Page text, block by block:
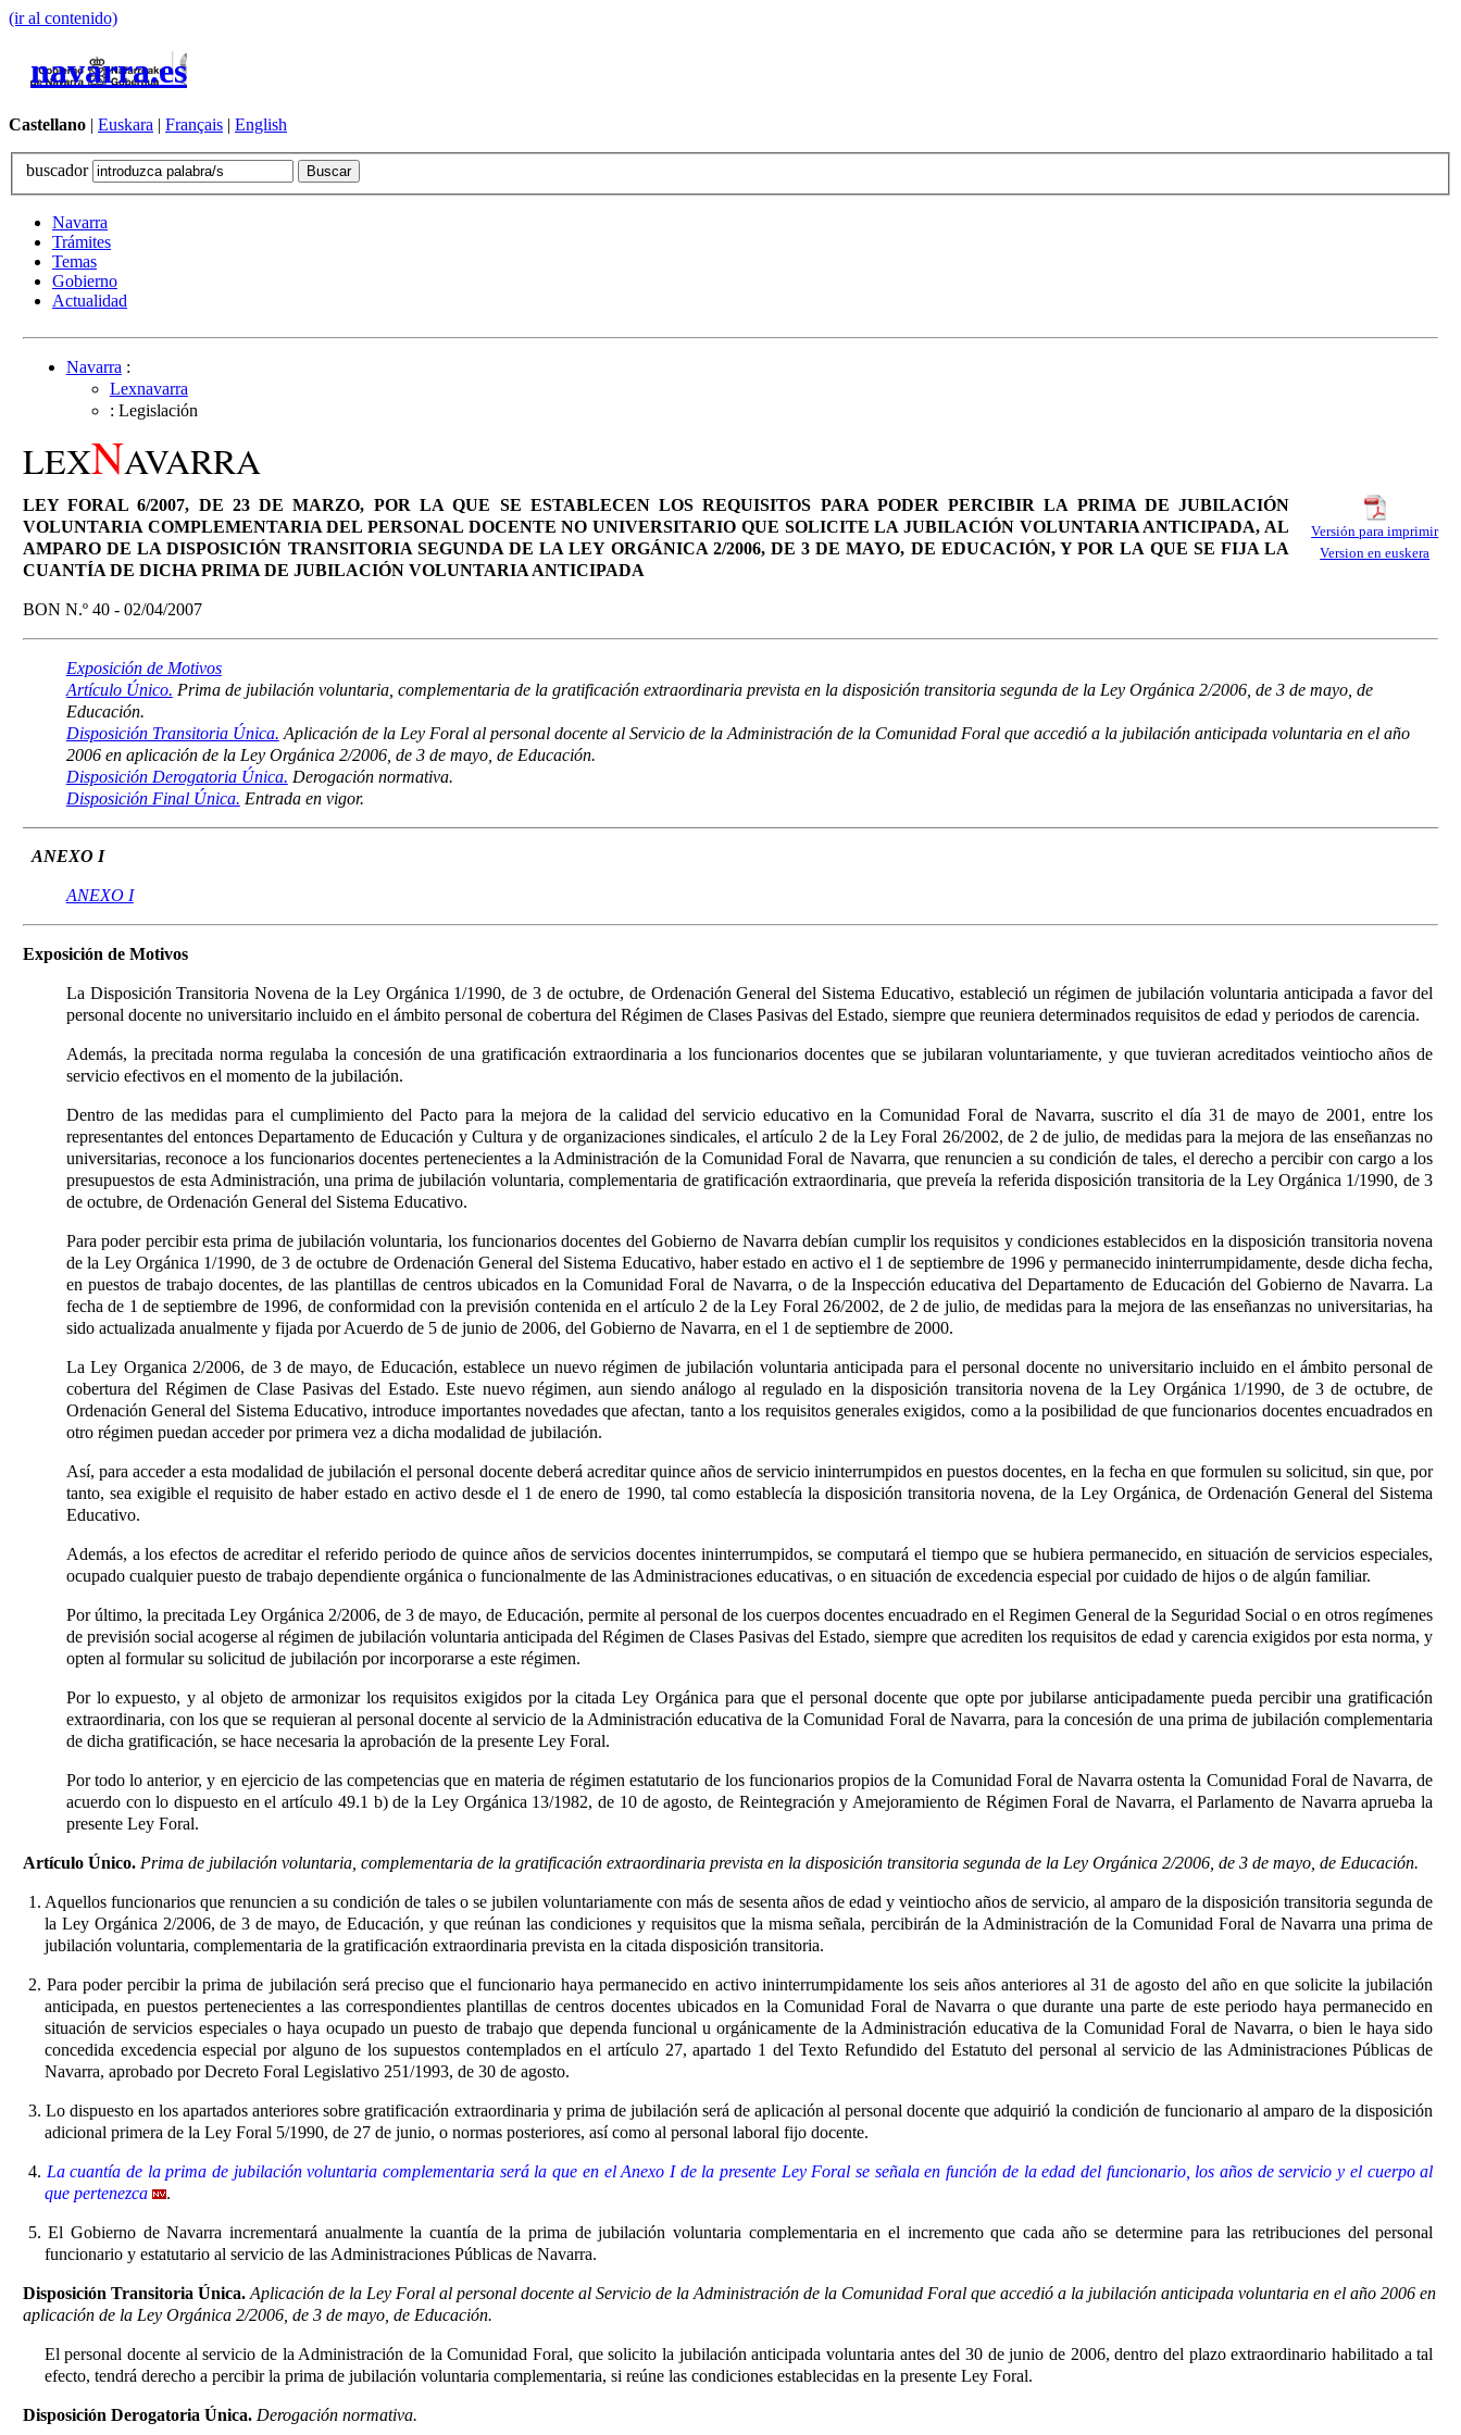
(ir al contenido)
navarra.es
Castellano | Euskara | Français | English
buscador
Navarra
Trámites
Temas
Gobierno
Actualidad
Navarra:
Lexnavarra
: Legislación
LEXNAVARRA
Versión para imprimir
Version en euskera
LEY FORAL 6/2007, DE 23 DE MARZO, POR LA QUE SE ESTABLECEN LOS REQUISITOS PARA PODER PERCIBIR LA PRIMA DE JUBILACIÓN
VOLUNTARIA COMPLEMENTARIA DEL PERSONAL DOCENTE NO UNIVERSITARIO QUE SOLICITE LA JUBILACIÓN VOLUNTARIA ANTICIPADA, AL
AMPARO DE LA DISPOSICIÓN TRANSITORIA SEGUNDA DE LA LEY ORGÁNICA 2/2006, DE 3 DE MAYO, DE EDUCACIÓN, Y POR LA QUE SE FIJA LA
CUANTÍA DE DICHA PRIMA DE JUBILACIÓN VOLUNTARIA ANTICIPADA
BON N.º 40 - 02/04/2007
Exposición de Motivos
Artículo Único. Prima de jubilación voluntaria, complementaria de la gratificación extraordinaria prevista en la disposición transitoria segunda de la Ley Orgánica 2/2006, de 3 de mayo, de
Educación.
Disposición Transitoria Única. Aplicación de la Ley Foral al personal docente al Servicio de la Administración de la Comunidad Foral que accedió a la jubilación anticipada voluntaria en el año
2006 en aplicación de la Ley Orgánica 2/2006, de 3 de mayo, de Educación.
Disposición Derogatoria Única. Derogación normativa.
Disposición Final Única. Entrada en vigor.
ANEXO I
ANEXO I
Exposición de Motivos
La Disposición Transitoria Novena de la Ley Orgánica 1/1990, de 3 de octubre, de Ordenación General del Sistema Educativo, estableció un régimen de jubilación voluntaria anticipada a favor del
personal docente no universitario incluido en el ámbito personal de cobertura del Régimen de Clases Pasivas del Estado, siempre que reuniera determinados requisitos de edad y periodos de carencia.
Además, la precitada norma regulaba la concesión de una gratificación extraordinaria a los funcionarios docentes que se jubilaran voluntariamente, y que tuvieran acreditados veintiocho años de
servicio efectivos en el momento de la jubilación.
Dentro de las medidas para el cumplimiento del Pacto para la mejora de la calidad del servicio educativo en la Comunidad Foral de Navarra, suscrito el día 31 de mayo de 2001, entre los
representantes del entonces Departamento de Educación y Cultura y de organizaciones sindicales, el artículo 2 de la Ley Foral 26/2002, de 2 de julio, de medidas para la mejora de las enseñanzas no
universitarias, reconoce a los funcionarios docentes pertenecientes a la Administración de la Comunidad Foral de Navarra, que renuncien a su condición de tales, el derecho a percibir con cargo a los
presupuestos de esta Administración, una prima de jubilación voluntaria, complementaria de gratificación extraordinaria, que preveía la referida disposición transitoria de la Ley Orgánica 1/1990, de 3
de octubre, de Ordenación General del Sistema Educativo.
Para poder percibir esta prima de jubilación voluntaria, los funcionarios docentes del Gobierno de Navarra debían cumplir los requisitos y condiciones establecidos en la disposición transitoria novena
de la Ley Orgánica 1/1990, de 3 de octubre de Ordenación General del Sistema Educativo, haber estado en activo el 1 de septiembre de 1996 y permanecido ininterrumpidamente, desde dicha fecha,
en puestos de trabajo docentes, de las plantillas de centros ubicados en la Comunidad Foral de Navarra, o de la Inspección educativa del Departamento de Educación del Gobierno de Navarra. La
fecha de 1 de septiembre de 1996, de conformidad con la previsión contenida en el artículo 2 de la Ley Foral 26/2002, de 2 de julio, de medidas para la mejora de las enseñanzas no universitarias, ha
sido actualizada anualmente y fijada por Acuerdo de 5 de junio de 2006, del Gobierno de Navarra, en el 1 de septiembre de 2000.
La Ley Organica 2/2006, de 3 de mayo, de Educación, establece un nuevo régimen de jubilación voluntaria anticipada para el personal docente no universitario incluido en el ámbito personal de
cobertura del Régimen de Clase Pasivas del Estado. Este nuevo régimen, aun siendo análogo al regulado en la disposición transitoria novena de la Ley Orgánica 1/1990, de 3 de octubre, de
Ordenación General del Sistema Educativo, introduce importantes novedades que afectan, tanto a los requisitos generales exigidos, como a la posibilidad de que funcionarios docentes encuadrados en
otro régimen puedan acceder por primera vez a dicha modalidad de jubilación.
Así, para acceder a esta modalidad de jubilación el personal docente deberá acreditar quince años de servicio ininterrumpidos en puestos docentes, en la fecha en que formulen su solicitud, sin que, por
tanto, sea exigible el requisito de haber estado en activo desde el 1 de enero de 1990, tal como establecía la disposición transitoria novena, de la Ley Orgánica, de Ordenación General del Sistema
Educativo.
Además, a los efectos de acreditar el referido periodo de quince años de servicios docentes ininterrumpidos, se computará el tiempo que se hubiera permanecido, en situación de servicios especiales,
ocupado cualquier puesto de trabajo dependiente orgánica o funcionalmente de las Administraciones educativas, o en situación de excedencia especial por cuidado de hijos o de algún familiar.
Por último, la precitada Ley Orgánica 2/2006, de 3 de mayo, de Educación, permite al personal de los cuerpos docentes encuadrado en el Regimen General de la Seguridad Social o en otros regímenes
de previsión social acogerse al régimen de jubilación voluntaria anticipada del Régimen de Clases Pasivas del Estado, siempre que acrediten los requisitos de edad y carencia exigidos por esta norma, y
opten al formular su solicitud de jubilación por incorporarse a este régimen.
Por lo expuesto, y al objeto de armonizar los requisitos exigidos por la citada Ley Orgánica para que el personal docente que opte por jubilarse anticipadamente pueda percibir una gratificación
extraordinaria, con los que se requieran al personal docente al servicio de la Administración educativa de la Comunidad Foral de Navarra, para la concesión de una prima de jubilación complementaria
de dicha gratificación, se hace necesaria la aprobación de la presente Ley Foral.
Por todo lo anterior, y en ejercicio de las competencias que en materia de régimen estatutario de los funcionarios propios de la Comunidad Foral de Navarra ostenta la Comunidad Foral de Navarra, de
acuerdo con lo dispuesto en el artículo 49.1 b) de la Ley Orgánica 13/1982, de 10 de agosto, de Reintegración y Amejoramiento de Régimen Foral de Navarra, el Parlamento de Navarra aprueba la
presente Ley Foral.
Artículo Único. Prima de jubilación voluntaria, complementaria de la gratificación extraordinaria prevista en la disposición transitoria segunda de la Ley Orgánica 2/2006, de 3 de mayo, de Educación.
1. Aquellos funcionarios que renuncien a su condición de tales o se jubilen voluntariamente con más de sesenta años de edad y veintiocho años de servicio, al amparo de la disposición transitoria segunda de
la Ley Orgánica 2/2006, de 3 de mayo, de Educación, y que reúnan las condiciones y requisitos que la misma señala, percibirán de la Administración de la Comunidad Foral de Navarra una prima de
jubilación voluntaria, complementaria de la gratificación extraordinaria prevista en la citada disposición transitoria.
2. Para poder percibir la prima de jubilación será preciso que el funcionario haya permanecido en activo ininterrumpidamente los seis años anteriores al 31 de agosto del año en que solicite la jubilación
anticipada, en puestos pertenecientes a las correspondientes plantillas de centros docentes ubicados en la Comunidad Foral de Navarra o que durante una parte de este periodo haya permanecido en
situación de servicios especiales o haya ocupado un puesto de trabajo que dependa funcional u orgánicamente de la Administración educativa de la Comunidad Foral de Navarra, o bien le haya sido
concedida excedencia especial por alguno de los supuestos contemplados en el artículo 27, apartado 1 del Texto Refundido del Estatuto del personal al servicio de las Administraciones Públicas de
Navarra, aprobado por Decreto Foral Legislativo 251/1993, de 30 de agosto.
3. Lo dispuesto en los apartados anteriores sobre gratificación extraordinaria y prima de jubilación será de aplicación al personal docente que adquirió la condición de funcionario al amparo de la disposición
adicional primera de la Ley Foral 5/1990, de 27 de junio, o normas posteriores, así como al personal laboral fijo docente.
4. La cuantía de la prima de jubilación voluntaria complementaria será la que en el Anexo I de la presente Ley Foral se señala en función de la edad del funcionario, los años de servicio y el cuerpo al
que pertenezca
.
5. El Gobierno de Navarra incrementará anualmente la cuantía de la prima de jubilación voluntaria complementaria en el incremento que cada año se determine para las retribuciones del personal
funcionario y estatutario al servicio de las Administraciones Públicas de Navarra.
Disposición Transitoria Única. Aplicación de la Ley Foral al personal docente al Servicio de la Administración de la Comunidad Foral que accedió a la jubilación anticipada voluntaria en el año 2006 en
aplicación de la Ley Orgánica 2/2006, de 3 de mayo, de Educación.
El personal docente al servicio de la Administración de la Comunidad Foral, que solicito la jubilación anticipada voluntaria antes del 30 de junio de 2006, dentro del plazo extraordinario habilitado a tal
efecto, tendrá derecho a percibir la prima de jubilación voluntaria complementaria, si reúne las condiciones establecidas en la presente Ley Foral.
Disposición Derogatoria Única. Derogación normativa.